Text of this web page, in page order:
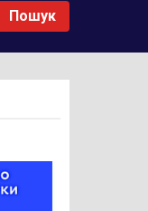
Пошук